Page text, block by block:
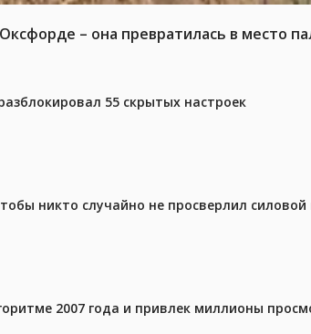
– она превратилась в место
55 скрытых настроек
никто случайно не просверлил силовой
2007 года и привлек миллионы